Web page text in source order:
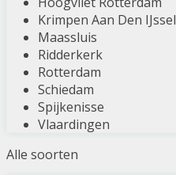
Krimpen Aan Den IJssel
Maassluis
Ridderkerk
Rotterdam
Schiedam
Spijkenisse
Vlaardingen
Alle soorten